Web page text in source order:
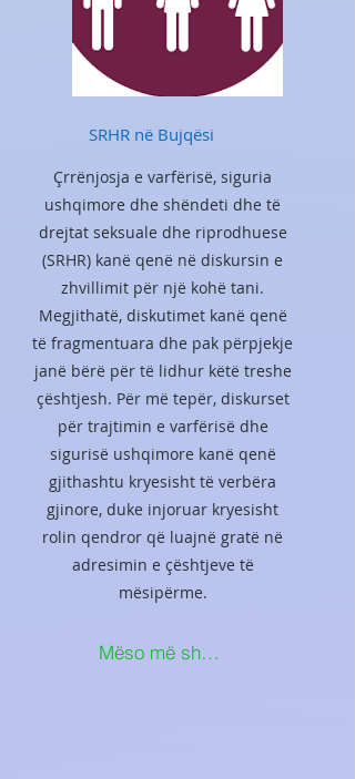
SRHR në Bujqësi
Çrrënjosja e varfërisë, siguria
ushqimore dhe shëndeti dhe të
drejtat seksuale dhe riprodhuese
(SRHR) kanë qenë në diskursin e
zhvillimit për një kohë tani.
Megjithatë, diskutimet kanë qenë
të fragmentuara dhe pak përpjekje
janë bërë për të lidhur këtë treshe
çështjesh. Për më tepër, diskurset
për trajtimin e varfërisë dhe
sigurisë ushqimore kanë qenë
gjithashtu kryesisht të verbëra
gjinore, duke injoruar kryesisht
rolin qendror që luajnë gratë në
adresimin e çështjeve të
mësipërme.
Mëso më shumë